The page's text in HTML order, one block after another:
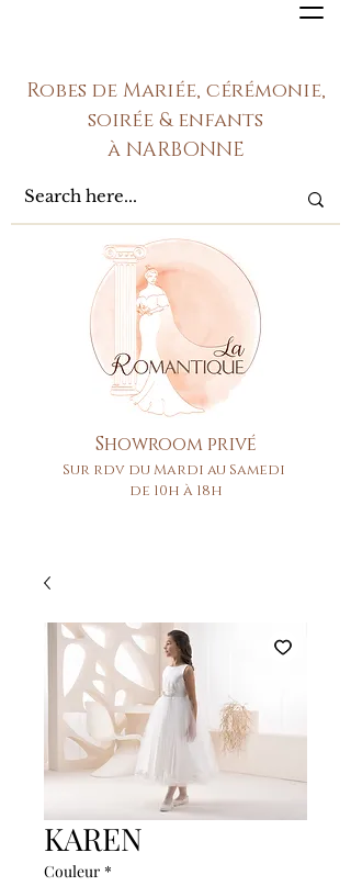
Showroom privé
Sur rdv du Mardi au Samedi
de 10h à 18h
Robes de Mariée, cérémonie,
soirée & enfants
à NARBONNE
KAREN
Couleur *